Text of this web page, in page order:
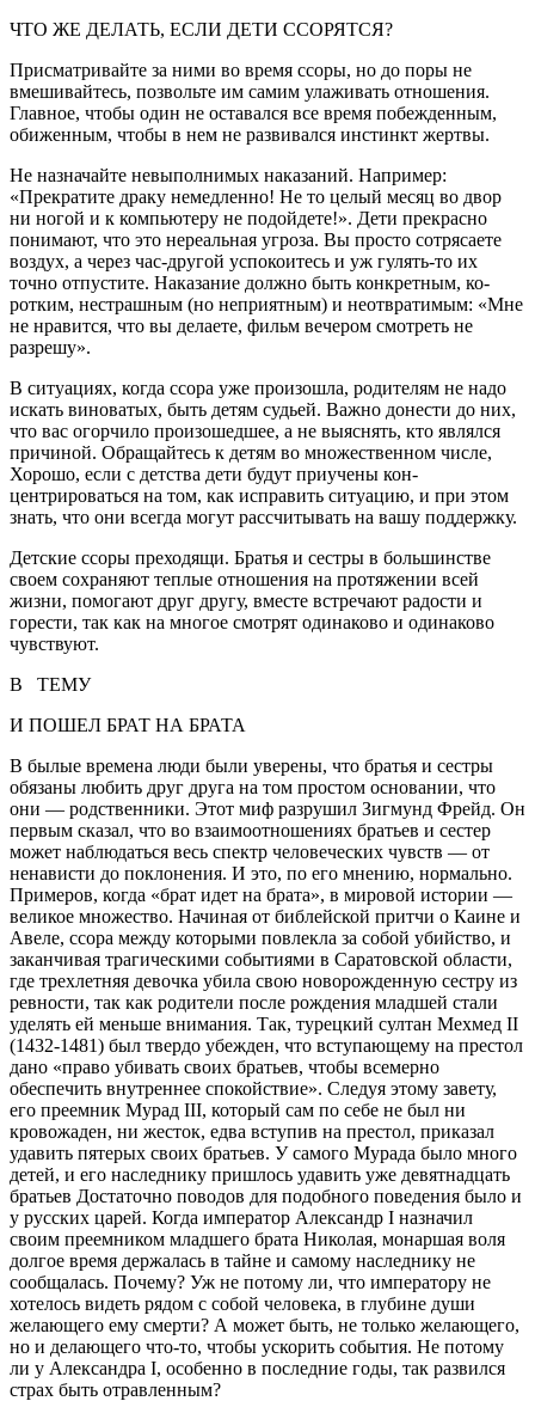
ЧТО ЖЕ ДЕЛАТЬ, ЕСЛИ ДЕТИ ССОРЯТСЯ?
Присматривайте за ними во время ссоры, но до поры не
вмешивайтесь, позвольте им самим улаживать отношения.
Главное, чтобы один не оставался все время побежденным,
обиженным, чтобы в нем не развивался инстинкт жертвы.
Не назначайте невыполнимых наказаний. Напри­мер:
«Прекратите драку немедленно! Не то целый месяц во двор
ни ногой и к компьютеру не подой­дете!». Дети прекрасно
понимают, что это нере­альная угроза. Вы просто сотрясаете
воздух, а через час-другой успокоитесь и уж гулять-то их
точно от­пустите. Наказание должно быть конкретным, ко­
ротким, нестрашным (но неприятным) и неотвра­тимым: «Мне
не нравится, что вы делаете, фильм вечером смотреть не
разрешу».
В ситуациях, когда ссора уже произошла, родите­лям не надо
искать виноватых, быть детям судьей. Важно донести до них,
что вас огорчило произо­шедшее, а не выяснять, кто являлся
причиной. Обращайтесь к детям во множественном числе,
Хорошо, если с детства дети будут приучены кон­
центрироваться на том, как исправить ситуацию, и при этом
знать, что они всегда могут рассчиты­вать на вашу поддержку.
Детские ссоры преходящи. Братья и сестры в большинстве
своем сохраняют теплые отношения на протяжении всей
жизни, помогают друг другу, вместе встречают радости и
горести, так как на мно­гое смотрят одинаково и одинаково
чувствуют.
В ТЕМУ
И ПОШЕЛ БРАТ НА БРАТА
В былые времена люди были уверены, что бра­тья и сестры
обязаны любить друг друга на том простом основании, что
они — родственники. Этот миф разрушил Зигмунд Фрейд. Он
пер­вым сказал, что во взаимоотношениях братьев и сестер
может наблюдаться весь спектр чело­веческих чувств — от
ненависти до поклонения. И это, по его мнению, нормально.
Примеров, когда «брат идет на брата», в миро­вой истории —
великое множество. Начиная от библейской притчи о Каине и
Авеле, ссо­ра между которыми повлекла за собой убий­ство, и
заканчивая трагическими событиями в Саратовской области,
где трехлетняя девочка убила свою новорожденную сестру из
ревности, так как родители после рождения младшей ста­ли
уделять ей меньше внимания. Так, турецкий султан Мехмед II
(1432-1481) был твердо убежден, что вступающему на престол
дано «право убивать своих братьев, чтобы все­мерно
обеспечить внутреннее спокойствие». Следуя этому завету,
его преемник Мурад III, который сам по себе не был ни
кровожаден, ни жесток, едва вступив на престол, прика­зал
удавить пятерых своих братьев. У самого Мурада было много
детей, и его наследнику пришлось удавить уже девятнадцать
братьев Достаточно поводов для подобного поведе­ния было и
у русских царей. Когда император Александр I назначил
своим преемником млад­шего брата Николая, монаршая воля
долгое время держалась в тайне и самому наследни­ку не
сообщалась. Почему? Уж не потому ли, что императору не
хотелось видеть рядом с собой человека, в глубине души
желающего ему смерти? А может быть, не только желаю­щего,
но и делающего что-то, чтобы ускорить события. Не потому
ли у Александра I, особен­но в последние годы, так развился
страх быть отравленным?